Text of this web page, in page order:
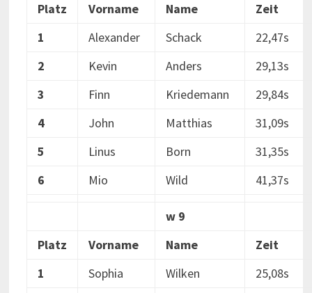
Platz
Vorname Name
Zeit
1
Alexander Schack
22,47s
2
Kevin Anders
29,13s
3
Finn Kriedemann
29,84s
4
John Matthias
31,09s
5
Linus Born
31,35s
6
Mio Wild 41,37s
w 9
Platz
Vorname Name
Zeit
1
Sophia Wilken
25,08s